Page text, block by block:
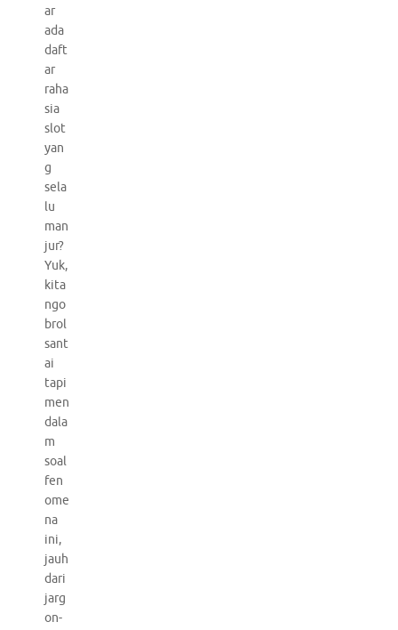
ar
ada
daft
ar
raha
sia
slot
yan
g
sela
lu
man
jur?
Yuk,
kita
ngo
brol
sant
ai
tapi
men
dala
m
soal
fen
ome
na
ini,
jauh
dari
jarg
on-